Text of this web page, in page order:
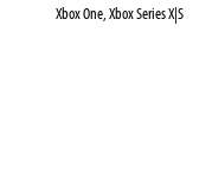
Xbox One, Xbox Series X|S